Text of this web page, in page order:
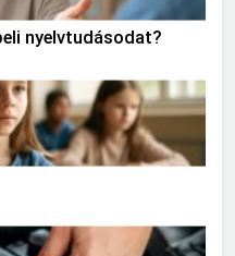
nyelvtudásodat?